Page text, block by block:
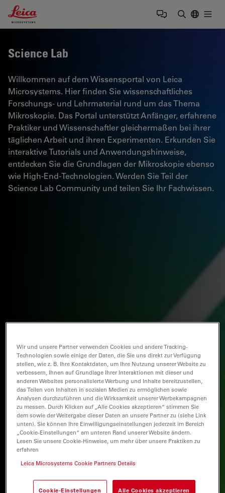
Leica Microsystems Logo
Science Lab
Willkommen auf dem Wissensportal von Leica
Microsystems. Hier finden Sie wissenschaftliches
Forschungs- und Lehrmaterial rund um das Thema
Mikroskopie. Das Portal unterstützt Anfänger, erfahrene
Praktiker und Wissenschaftler gleichermaßen bei ihrer
täglichen Arbeit und ihren Experimenten. Erkunden Sie
interaktive Tutorials und Anwendungshinweise,
entdecken Sie die Grundlagen der Mikroskopie ebenso
wie High-End-Technologien. Werden Sie Teil der
Science Lab Community und teilen Sie Ihr Fachwissen.
Wir und unsere Partner verwenden Cookies und andere Tracking-
Technologien sowie einige der Daten, die Sie uns direkt zur Verfügung
stellen, wie z. B. Ihre Kontaktdaten, um Ihre Nutzung unserer Website zu
verbessern, Ihnen auf Grundlage Ihrer Interaktionen mit dieser und
anderen Websites personalisierte Werbung und Inhalte bereitzustellen,
das Teilen von Inhalten in sozialen Medien zu ermöglichen sowie
Analysen durchzuführen und die Wirksamkeit unserer Werbekampagnen
zu messen. Durch Klicken auf „Alle Cookies akzeptieren“ stimmen Sie
dem sowie der Weitergabe dieser Daten an unsere Partner zu (siehe Link
unten). Sie können Ihre Einwilligungseinstellungen jederzeit im Bereich
„Cookie-Einstellungen“ am unteren Rand unserer Website ändern.
Lesen Sie unsere Cookie-Hinweise, um mehr über unsere Praktiken zu
erfahren
Leica Microsystems Cookie Partners Details
Cookie-Einstellungen Alle Cookies akzeptieren